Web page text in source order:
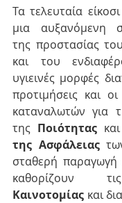
Τα τελευταία
μια αυξανόμενη
της προστασίας
και του
υγιεινές μορφές
προτιμήσεις και
καταναλωτών για
της Ποιότητας
της Ασφάλειας
σταθερή παραγωγή
καθορίζουν
Καινοτομίας και